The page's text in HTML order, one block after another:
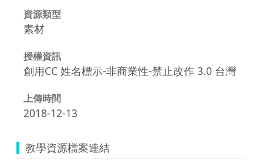
資源類型
素材
授權資訊
創用CC 姓名標示-非商業性-禁止改作 3.0 台灣
上傳時間
2018-12-13
教學資源檔案連結